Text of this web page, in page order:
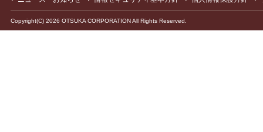
Copyright(C) 2026 OTSUKA CORPORATION All Rights Reserved.